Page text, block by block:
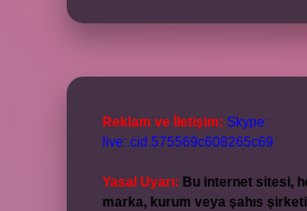
Reklam ve İletişim: Skype:
live:.cid.575569c608265c69
Yasal Uyarı: Bu internet sitesi,
marka, kurum veya şahıs